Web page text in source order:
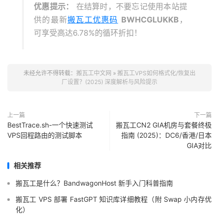
优惠提示：
在结算时，不要忘记使用本站提
供的最新搬瓦工优惠码 BWHCGLUKKB ，
可享受高达6.78%的循环折扣！
未经允许不得转载： 搬瓦工中文网 » 搬瓦工VPS如何格式化/恢复出
厂设置？(2025) 深度解析与风险提示
上一篇
BestTrace.sh-一个快速测试
VPS回程路由的测试脚本
下一篇
搬瓦工CN2 GIA机房与套餐终极
指南 (2025)：DC6/香港/日本
GIA对比
相关推荐
搬瓦工是什么？BandwagonHost 新手入门科普指南
搬瓦工 VPS 部署 FastGPT 知识库详细教程（附 Swap 小内存优
化）